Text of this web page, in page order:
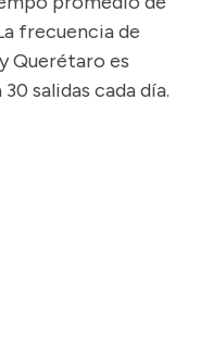
frecuencia de
Querétaro es
salidas cada día.